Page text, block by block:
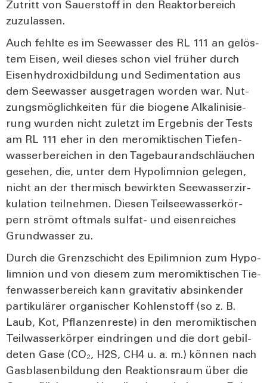
Zutritt von Sau­er­stoff in den Reak­tor­be­reich
zuzu­las­sen.
Auch fehl­te es im See­was­ser des RL 111 an gelös­
tem Eisen, weil die­ses schon viel frü­her durch
Eisen­hy­dr­o­xid­bil­dung und Sedi­men­ta­ti­on aus
dem See­was­ser aus­ge­tra­gen wor­den war. Nut­
zungs­mög­lich­kei­ten für die bio­ge­ne Alka­li­ni­sie­
rung wur­den nicht zuletzt im Ergeb­nis der Tests
am RL 111 eher in den mero­mik­ti­schen Tie­fen­
was­ser­be­rei­chen in den Tage­bau­rand­schläu­chen
gese­hen, die, unter dem Hypo­lim­ni­on gele­gen,
nicht an der ther­misch bewirk­ten See­was­ser­zir­
ku­la­ti­on teil­neh­men. Die­sen Teil­see­was­ser­kör­
pern strömt oft­mals sul­fat- und eisen­rei­ches
Grund­was­ser zu.
Durch die Grenz­schicht des Epi­lim­ni­on zum Hypo­
lim­ni­on und von die­sem zum mero­mik­ti­schen Tie­
fen­was­ser­be­reich kann gra­vi­ta­tiv absin­ken­der
par­ti­ku­lä­rer orga­ni­scher Koh­len­stoff (so z. B.
Laub, Kot, Pflan­zen­res­te) in den mero­mik­ti­schen
Teil­was­ser­kör­per ein­drin­gen und die dort gebil­
de­ten Gase (CO₂, H2S, CH4 u. a. m.) kön­nen nach
Gas­bla­sen­bil­dung den Reak­ti­ons­raum über die